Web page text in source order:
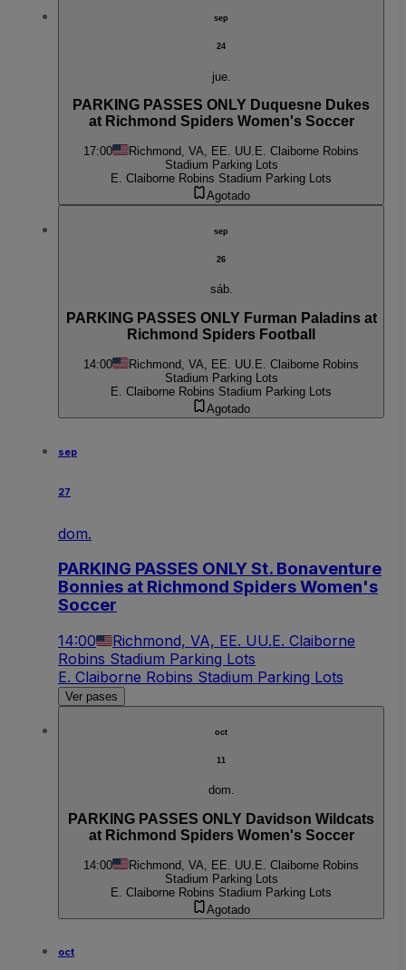
sep
24
jue.
PARKING PASSES ONLY Duquesne Dukes
at Richmond Spiders Women's Soccer
17:00 Richmond, VA, EE. UU. E. Claiborne Robins
Stadium Parking Lots
E. Claiborne Robins Stadium Parking Lots
Agotado
sep
26
sáb.
PARKING PASSES ONLY Furman Paladins at
Richmond Spiders Football
14:00 Richmond, VA, EE. UU. E. Claiborne Robins
Stadium Parking Lots
E. Claiborne Robins Stadium Parking Lots
Agotado
sep
27
dom.
PARKING PASSES ONLY St. Bonaventure
Bonnies at Richmond Spiders Women's
Soccer
14:00 Richmond, VA, EE. UU.E. Claiborne
Robins Stadium Parking Lots
E. Claiborne Robins Stadium Parking Lots
Ver pases
oct
11
dom.
PARKING PASSES ONLY Davidson Wildcats
at Richmond Spiders Women's Soccer
14:00 Richmond, VA, EE. UU. E. Claiborne Robins
Stadium Parking Lots
E. Claiborne Robins Stadium Parking Lots
Agotado
oct